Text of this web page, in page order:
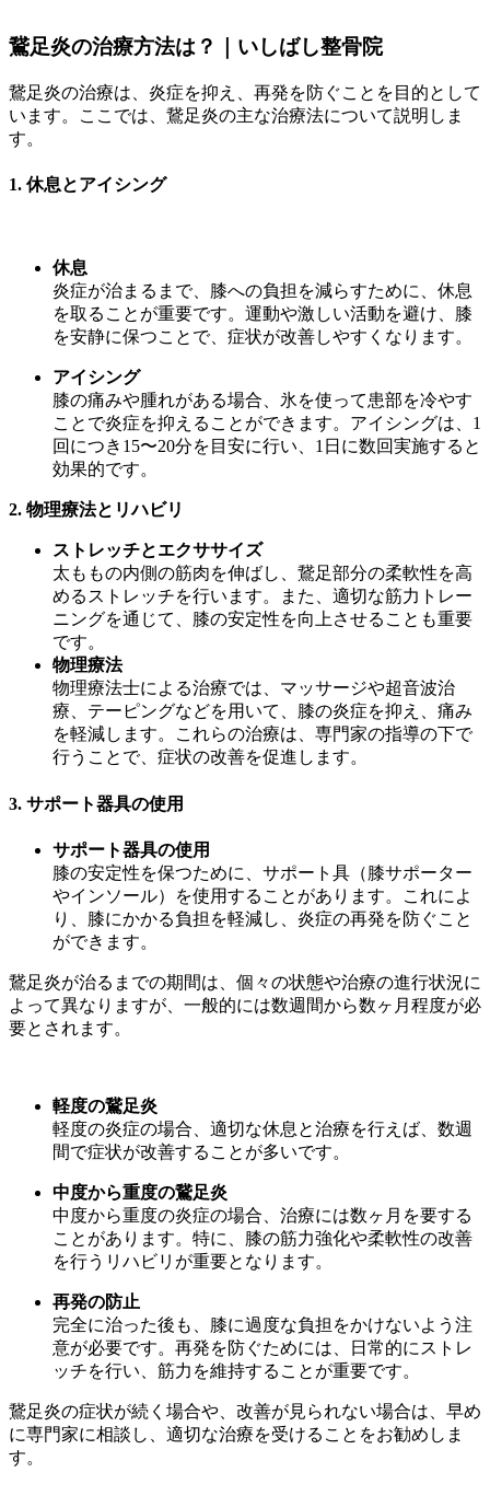
鵞足炎の治療方法は？｜いしばし整骨院
鵞足炎の治療は、炎症を抑え、再発を防ぐことを目的として
います。ここでは、鵞足炎の主な治療法について説明しま
す。
1. 休息とアイシング
休息
炎症が治まるまで、膝への負担を減らすために、休息
を取ることが重要です。運動や激しい活動を避け、膝
を安静に保つことで、症状が改善しやすくなります。
アイシング
膝の痛みや腫れがある場合、氷を使って患部を冷やす
ことで炎症を抑えることができます。アイシングは、1
回につき15〜20分を目安に行い、1日に数回実施すると
効果的です。
2. 物理療法とリハビリ
ストレッチとエクササイズ
太ももの内側の筋肉を伸ばし、鵞足部分の柔軟性を高
めるストレッチを行います。また、適切な筋力トレー
ニングを通じて、膝の安定性を向上させることも重要
です。
物理療法
物理療法士による治療では、マッサージや超音波治
療、テーピングなどを用いて、膝の炎症を抑え、痛み
を軽減します。これらの治療は、専門家の指導の下で
行うことで、症状の改善を促進します。
3. サポート器具の使用
サポート器具の使用
膝の安定性を保つために、サポート具（膝サポーター
やインソール）を使用することがあります。これによ
り、膝にかかる負担を軽減し、炎症の再発を防ぐこと
ができます。
鵞足炎が治るまでの期間は、個々の状態や治療の進行状況に
よって異なりますが、一般的には数週間から数ヶ月程度が必
要とされます。
軽度の鵞足炎
軽度の炎症の場合、適切な休息と治療を行えば、数週
間で症状が改善することが多いです。
中度から重度の鵞足炎
中度から重度の炎症の場合、治療には数ヶ月を要する
ことがあります。特に、膝の筋力強化や柔軟性の改善
を行うリハビリが重要となります。
再発の防止
完全に治った後も、膝に過度な負担をかけないよう注
意が必要です。再発を防ぐためには、日常的にストレ
ッチを行い、筋力を維持することが重要です。
鵞足炎の症状が続く場合や、改善が見られない場合は、早め
に専門家に相談し、適切な治療を受けることをお勧めしま
す。